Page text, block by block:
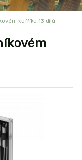
kufříku 13 dílů